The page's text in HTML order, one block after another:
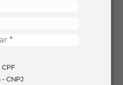
CPF
CNPJ